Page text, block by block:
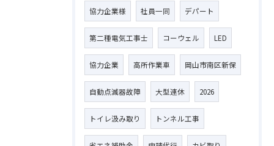
協力企業様 社員一同 デパート
第二種電気工事士 コーウェル LED
協力企業 高所作業車 岡山市南区新保
自動点滅器故障 大型連休 2026
トイレ汲み取り トンネル工事